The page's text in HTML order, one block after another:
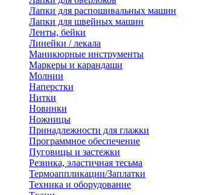
Лапки для распошивальных машин
Лапки для швейных машин
Ленты, бейки
Линейки / лекала
Маникюрные инструменты
Маркеры и карандаши
Молнии
Наперстки
Нитки
Новинки
Ножницы
Принадлежности для глажки
Программное обеспечение
Пуговицы и застежки
Резинка, эластичная тесьма
Термоаппликации/Заплатки
Техника и оборудование